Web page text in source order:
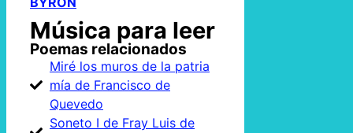
Música para leer
Poemas relacionados
Miré los muros de la patria
mía de Francisco de
Quevedo
Soneto I de Fray Luis de